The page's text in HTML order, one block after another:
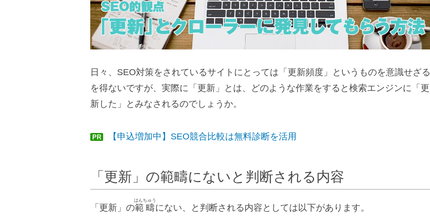
日々、SEO対策をされているサイトにとっては「更新頻度」というものを意識せざる
を得ないですが、実際に「更新」とは、どのような作業をすると検索エンジンに「更
新した」とみなされるのでしょうか。
PR 【申込増加中】SEO競合比較は無料診断を活用
「更新」の範疇にないと判断される内容
「更新」の範疇
はんちゅう
にない、と判断される内容としては以下があります。